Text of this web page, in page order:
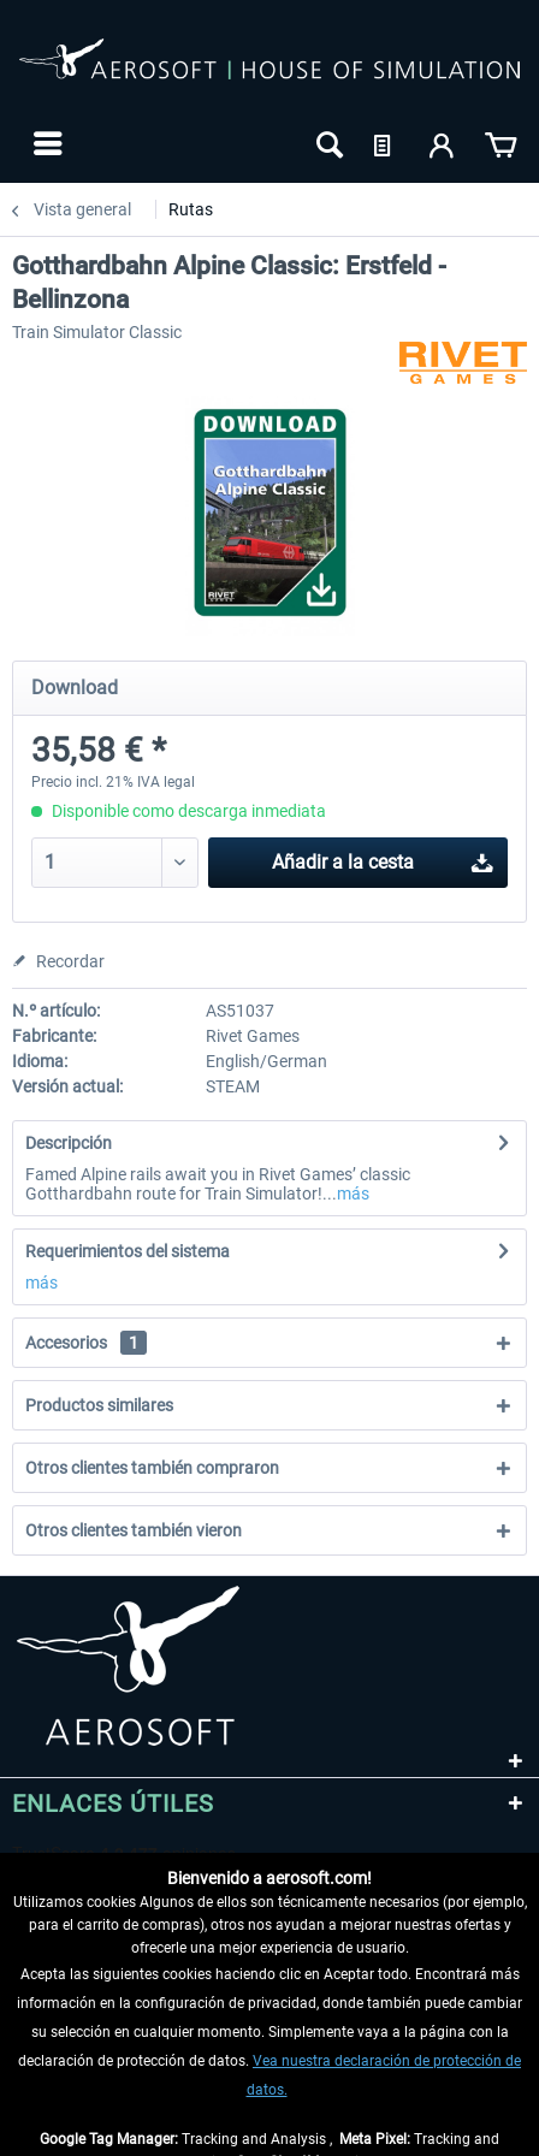
Vista general Rutas
Gotthardbahn Alpine Classic: Erstfeld -
Bellinzona
Train Simulator Classic
Download
35,58 € *
Precio incl. 21% IVA legal
Disponible como descarga inmediata
Añadir a la cesta
Recordar
N.º artículo:
AS51037
Fabricante:
Rivet Games
Idioma:
English/German
Versión actual:
STEAM
Descripción
Famed Alpine rails await you in Rivet Games’ classic
Gotthardbahn route for Train Simulator!...más
Requerimientos del sistema
más
Accesorios 1
Productos similares
Otros clientes también compraron
Otros clientes también vieron
ENLACES ÚTILES
DESISTIR DEL CONTRATO
INFORMACIÓN
Bienvenido a aerosoft.com!
Utilizamos cookies Algunos de ellos son técnicamente necesarios (por ejemplo,
para el carrito de compras), otros nos ayudan a mejorar nuestras ofertas y
ofrecerle una mejor experiencia de usuario.
Acepta las siguientes cookies haciendo clic en Aceptar todo. Encontrará más
información en la configuración de privacidad, donde también puede cambiar
su selección en cualquier momento. Simplemente vaya a la página con la
declaración de protección de datos. Vea nuestra declaración de protección de
datos.
Google Tag Manager: Tracking and Analysis , Meta Pixel: Tracking and